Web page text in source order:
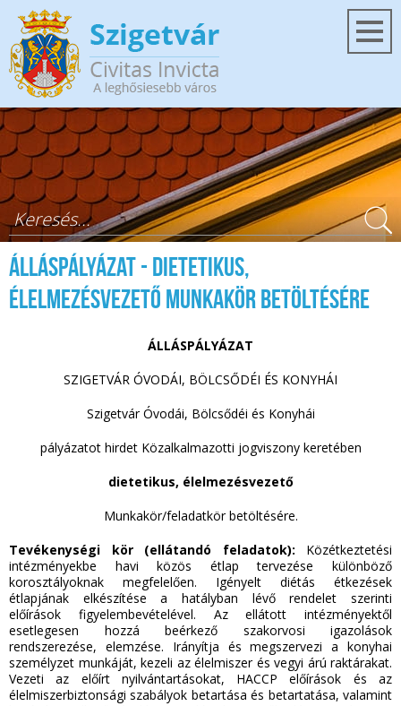
Ugrás a tartalomra
Keresés űrlap
Álláspályázat - dietetikus,
élelmezésvezető munkakör betöltésére
ÁLLÁSPÁLYÁZAT
SZIGETVÁR ÓVODÁI, BÖLCSŐDÉI ÉS KONYHÁI
Szigetvár Óvodái, Bölcsődéi és Konyhái
pályázatot hirdet Közalkalmazotti jogviszony keretében
dietetikus, élelmezésvezető
Munkakör/feladatkör betöltésére.
Tevékenységi kör (ellátandó feladatok): Közétkeztetési
intézményekbe havi közös étlap tervezése különböző
korosztályoknak megfelelően. Igényelt diétás étkezések
étlapjának elkészítése a hatályban lévő rendelet szerinti
előírások figyelembevételével. Az ellátott intézményektől
esetlegesen hozzá beérkező szakorvosi igazolások
rendszerezése, elemzése. Irányítja és megszervezi a konyhai
személyzet munkáját, kezeli az élelmiszer és vegyi árú raktárakat.
Vezeti az előírt nyilvántartásokat, HACCP előírások és az
élelmiszerbiztonsági szabályok betartása és betartatása, valamint